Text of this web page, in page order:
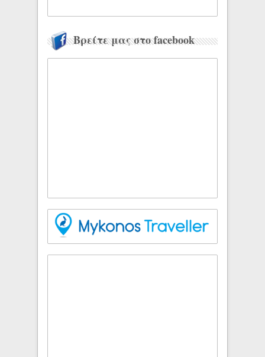
Βρείτε μας στο facebook